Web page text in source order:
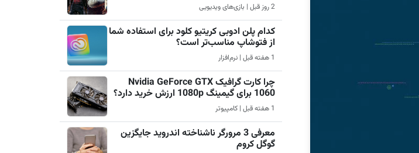
2 روز قبل | بازی‌های ویدیویی
کدام پلن ادوبی کریتیو کلود برای استفاده شما
از فتوشاپ مناسب‌تر است؟
1 هفته قبل | نرم‌افزار
چرا کارت گرافیک Nvidia GeForce GTX
1060 برای گیمینگ 1080p ارزش خرید دارد؟
1 هفته قبل | کامپیوتر
معرفی 3 مرورگر ناشناخته اندروید جایگزین
گوگل کروم